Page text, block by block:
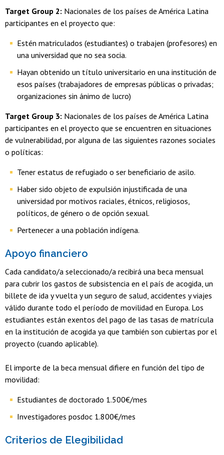
Target Group 2: Nacionales de los países de América Latina
participantes en el proyecto que:
Estén matriculados (estudiantes) o trabajen (profesores) en
una universidad que no sea socia.
Hayan obtenido un título universitario en una institución de
esos países (trabajadores de empresas públicas o privadas;
organizaciones sin ánimo de lucro)
Target Group 3: Nacionales de los países de América Latina
participantes en el proyecto que se encuentren en situaciones
de vulnerabilidad, por alguna de las siguientes razones sociales
o políticas:
Tener estatus de refugiado o ser beneficiario de asilo.
Haber sido objeto de expulsión injustificada de una
universidad por motivos raciales, étnicos, religiosos,
políticos, de género o de opción sexual.
Pertenecer a una población indígena.
Apoyo financiero
Cada candidato/a seleccionado/a recibirá una beca mensual
para cubrir los gastos de subsistencia en el país de acogida, un
billete de ida y vuelta y un seguro de salud, accidentes y viajes
válido durante todo el período de movilidad en Europa. Los
estudiantes están exentos del pago de las tasas de matrícula
en la institución de acogida ya que también son cubiertas por el
proyecto (cuando aplicable).
El importe de la beca mensual difiere en función del tipo de
movilidad:
Estudiantes de doctorado 1.500€/mes
Investigadores posdoc 1.800€/mes
Criterios de Elegibilidad